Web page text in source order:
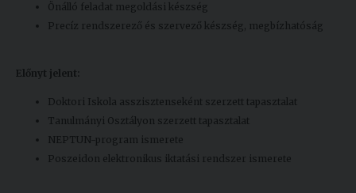
Önálló feladat megoldási készség
Precíz rendszerező és szervező készség, megbízhatóság
Előnyt jelent:
Doktori Iskola asszisztenseként szerzett tapasztalat
Tanulmányi Osztályon szerzett tapasztalat
NEPTUN-program ismerete
Poszeidon elektronikus iktatási rendszer ismerete